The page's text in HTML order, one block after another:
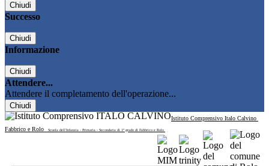
Chiudi
Successo
Chiudi
Informazione
Chiudi
Attendere...
Attendere il completamento dell'operazione...
Chiudi
Istituto Comprensivo Italo Calvino
Fabbrico e Rolo
Scuola dell'Infanzia - Primaria - Secondaria di 1° grado di Fabbrico e Rolo